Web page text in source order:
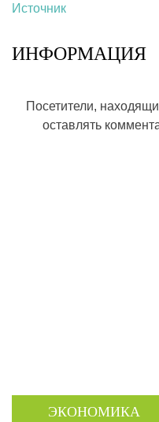
Источник
ИНФОРМАЦИЯ
Посетители,
оставлять
ЭКОНОМИКА